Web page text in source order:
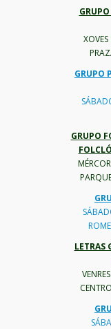
GRUPO
GRUPO
LETRAS